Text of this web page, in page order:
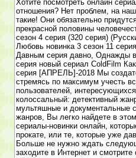
Хотите посмотреть онлайн
отношения? Нет проблем, на
такие! Они обязательно
прекрасной половины
сезон 4 серия (320 серия)
Любовь новинка 3 сезон 11
Давным серия давно, Однажды в
серия новый сериал ColdFilm
серия [АПРЕЛЬ]-2018 Мы
стремясь по максимум учесть
пользователей,
колоссальный: детективный
мультяшные и документальные
жанров, Вы легко найдете в
сериалы-новинки онлайн,
прокате, или те, которые уже
Больше не нужно ждать
заходите в Интернет и